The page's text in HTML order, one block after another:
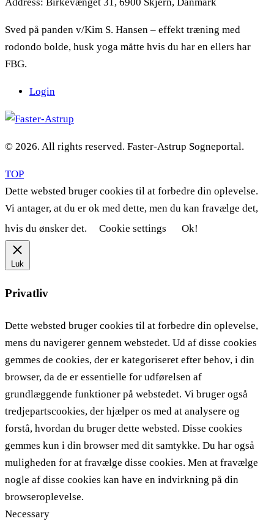
Sved på panden v/Kim S. Hansen – effekt træning med
rodondo bolde, husk yoga måtte hvis du har en ellers har
FBG.
Login
© 2026. All rights reserved. Faster-Astrup Sogneportal.
TOP
Dette websted bruger cookies til at forbedre din oplevelse.
Vi antager, at du er ok med dette, men du kan fravælge det,
hvis du ønsker det.
Cookie settings Ok!
Luk
Privatliv
Dette websted bruger cookies til at forbedre din oplevelse,
mens du navigerer gennem webstedet. Ud af disse cookies
gemmes de cookies, der er kategoriseret efter behov, i din
browser, da de er essentielle for udførelsen af ​​
grundlæggende funktioner på webstedet. Vi bruger også
tredjepartscookies, der hjælper os med at analysere og
forstå, hvordan du bruger dette websted. Disse cookies
gemmes kun i din browser med dit samtykke. Du har også
muligheden for at fravælge disse cookies. Men at fravælge
nogle af disse cookies kan have en indvirkning på din
browseroplevelse.
Necessary